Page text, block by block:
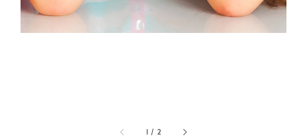
1 / 2